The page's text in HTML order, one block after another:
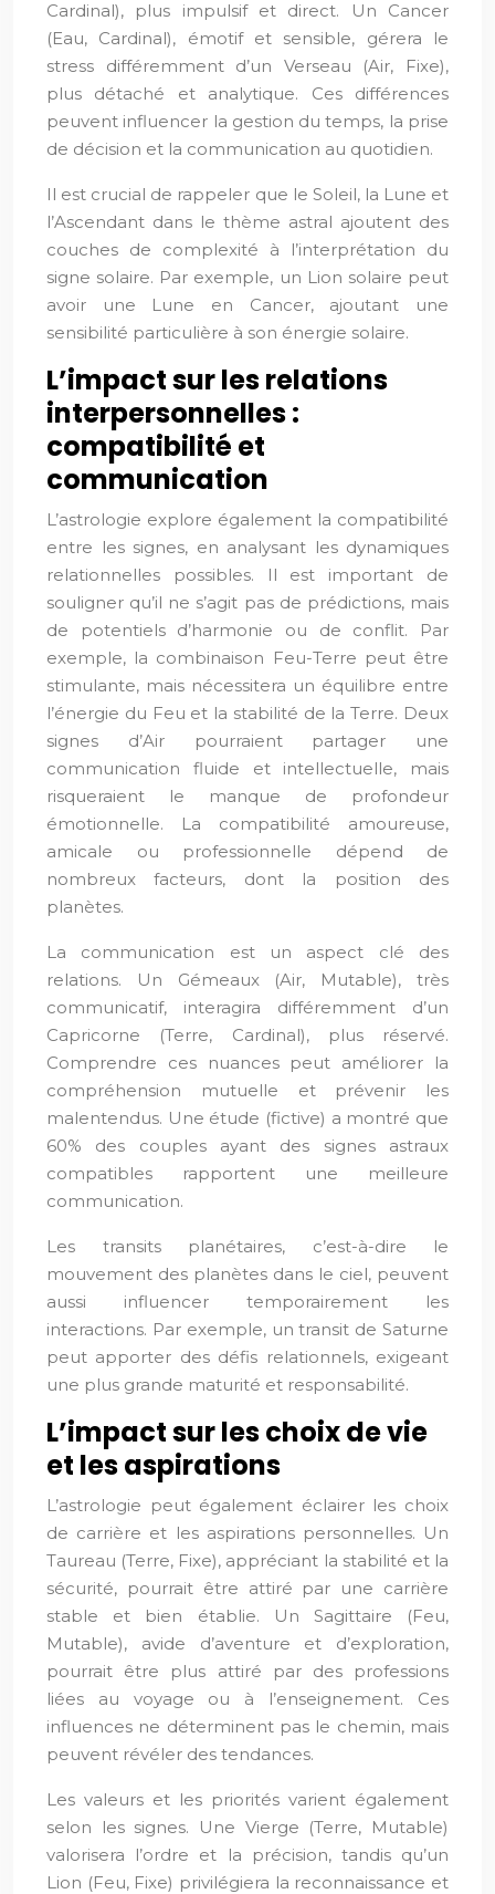
Cardinal), plus impulsif et direct. Un Cancer
(Eau, Cardinal), émotif et sensible, gérera le
stress différemment d’un Verseau (Air, Fixe),
plus détaché et analytique. Ces différences
peuvent influencer la gestion du temps, la prise
de décision et la communication au quotidien.
Il est crucial de rappeler que le Soleil, la Lune et
l’Ascendant dans le thème astral ajoutent des
couches de complexité à l’interprétation du
signe solaire. Par exemple, un Lion solaire peut
avoir une Lune en Cancer, ajoutant une
sensibilité particulière à son énergie solaire.
L’impact sur les relations
interpersonnelles :
compatibilité et
communication
L’astrologie explore également la compatibilité
entre les signes, en analysant les dynamiques
relationnelles possibles. Il est important de
souligner qu’il ne s’agit pas de prédictions, mais
de potentiels d’harmonie ou de conflit. Par
exemple, la combinaison Feu-Terre peut être
stimulante, mais nécessitera un équilibre entre
l’énergie du Feu et la stabilité de la Terre. Deux
signes d’Air pourraient partager une
communication fluide et intellectuelle, mais
risqueraient le manque de profondeur
émotionnelle. La compatibilité amoureuse,
amicale ou professionnelle dépend de
nombreux facteurs, dont la position des
planètes.
La communication est un aspect clé des
relations. Un Gémeaux (Air, Mutable), très
communicatif, interagira différemment d’un
Capricorne (Terre, Cardinal), plus réservé.
Comprendre ces nuances peut améliorer la
compréhension mutuelle et prévenir les
malentendus. Une étude (fictive) a montré que
60% des couples ayant des signes astraux
compatibles rapportent une meilleure
communication.
Les transits planétaires, c’est-à-dire le
mouvement des planètes dans le ciel, peuvent
aussi influencer temporairement les
interactions. Par exemple, un transit de Saturne
peut apporter des défis relationnels, exigeant
une plus grande maturité et responsabilité.
L’impact sur les choix de vie
et les aspirations
L’astrologie peut également éclairer les choix
de carrière et les aspirations personnelles. Un
Taureau (Terre, Fixe), appréciant la stabilité et la
sécurité, pourrait être attiré par une carrière
stable et bien établie. Un Sagittaire (Feu,
Mutable), avide d’aventure et d’exploration,
pourrait être plus attiré par des professions
liées au voyage ou à l’enseignement. Ces
influences ne déterminent pas le chemin, mais
peuvent révéler des tendances.
Les valeurs et les priorités varient également
selon les signes. Une Vierge (Terre, Mutable)
valorisera l’ordre et la précision, tandis qu’un
Lion (Feu, Fixe) privilégiera la reconnaissance et